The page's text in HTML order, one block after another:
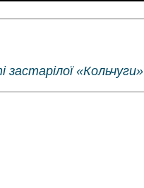
«Кольчуги»